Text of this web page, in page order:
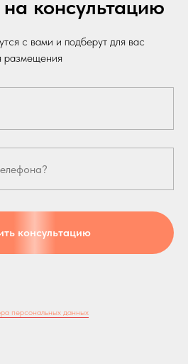
консультацию
с вами и подберут для вас
размещения
консультацию
персональных данных